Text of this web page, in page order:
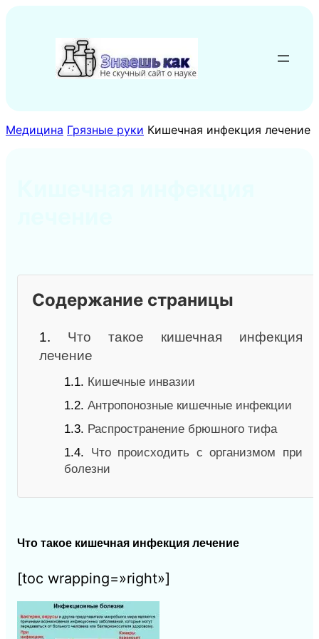
содержимому
Медицина Грязные руки Кишечная инфекция лечение
Содержание страницы
1. Что такое кишечная инфекция
лечение
1.1. Кишечные инвазии
1.2. Антропонозные кишечные инфекции
1.3. Распространение брюшного тифа
1.4. Что происходить с организмом при
болезни
Что такое кишечная инфекция лечение
[toc wrapping=»right»]